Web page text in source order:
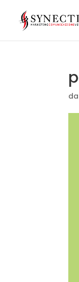
da